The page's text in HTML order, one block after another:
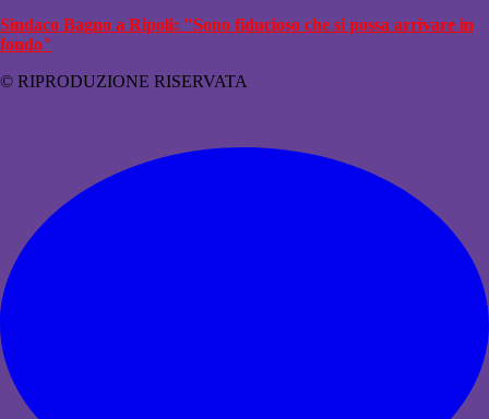
Sindaco Bagno a Ripoli: "Sono fiducioso che si possa arrivare in
fondo"
© RIPRODUZIONE RISERVATA